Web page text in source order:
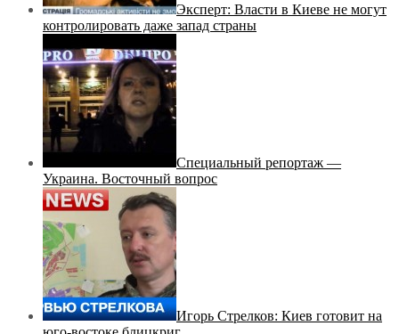
Эксперт: Власти в Киеве не могут
контролировать даже запад страны
Специальный репортаж —
Украина. Восточный вопрос
Игорь Стрелков: Киев готовит на